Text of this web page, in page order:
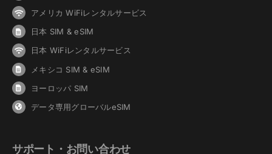
アメリカ WiFiレンタルサービス
日本 SIM & eSIM
日本 WiFiレンタルサービス
メキシコ SIM & eSIM
ヨーロッパ SIM
データ専用グローバルeSIM
サポート・お問い合わせ